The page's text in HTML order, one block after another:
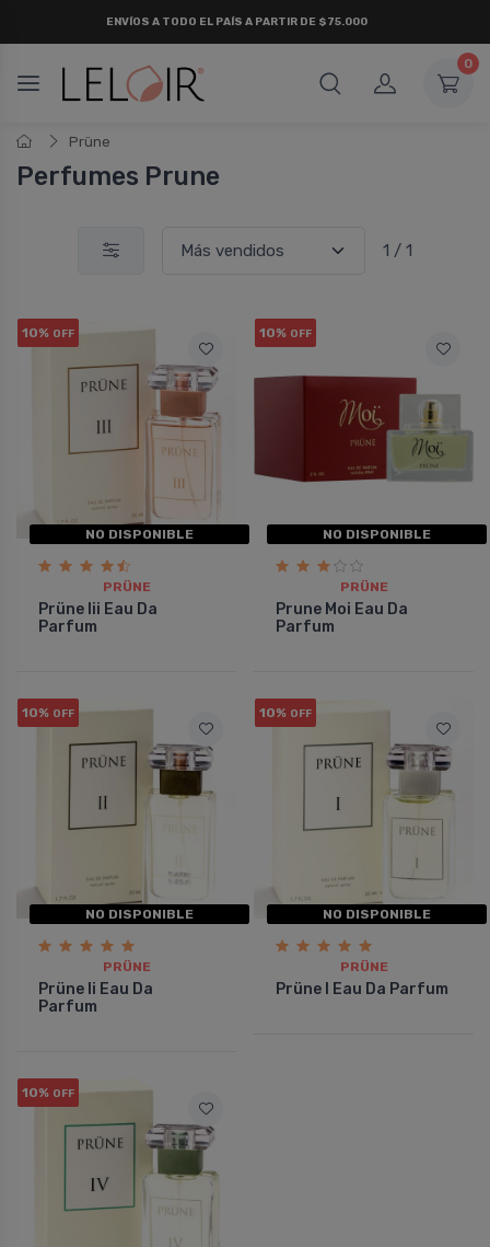
ENVÍOS A TODO EL PAÍS A PARTIR DE $75.000
0
Prüne
Perfumes Prune
1 / 1
10% OFF
NO DISPONIBLE
PRÜNE
Prüne Iii Eau Da
Parfum
10% OFF
NO DISPONIBLE
PRÜNE
Prune Moi Eau Da
Parfum
10% OFF
NO DISPONIBLE
PRÜNE
Prüne Ii Eau Da
Parfum
10% OFF
NO DISPONIBLE
PRÜNE
Prüne I Eau Da Parfum
10% OFF